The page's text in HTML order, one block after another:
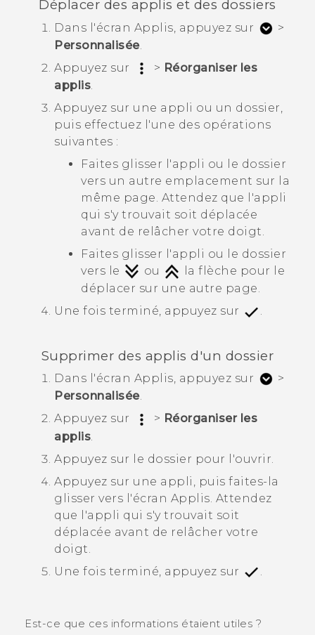
Déplacer des applis et des dossiers
Dans l'écran Applis , appuyez sur
>
Personnalisée.
Appuyez sur
> Réorganiser les
applis.
Appuyez sur une appli ou un dossier,
puis effectuez l'une des opérations
suivantes :
Faites glisser l'appli ou le dossier
vers un autre emplacement sur la
même page. Attendez que l'appli
qui s'y trouvait soit déplacée
avant de relâcher votre doigt.
Faites glisser l'appli ou le dossier
vers le
ou
la flèche pour le
déplacer sur une autre page.
Une fois terminé, appuyez sur
.
Supprimer des applis d'un dossier
Dans l'écran Applis, appuyez sur
>
Personnalisée.
Appuyez sur
> Réorganiser les
applis
Appuyez sur le dossier pour l'ouvrir.
Appuyez sur une appli, puis faites-la
glisser vers l'écran Applis Attendez
que l'appli qui s'y trouvait soit
déplacée avant de relâcher votre
doigt.
Une fois terminé, appuyez sur
Est-ce que ces informations étaient utiles ?